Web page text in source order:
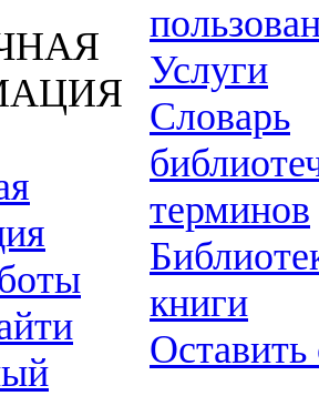
Услуги
Словарь
терминов
книги
Оставить